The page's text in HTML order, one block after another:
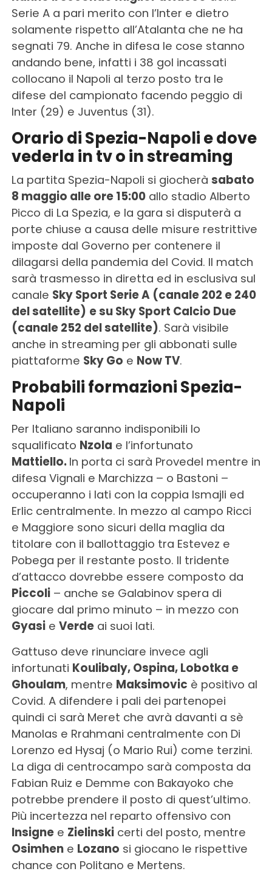
Serie A a pari merito con l’Inter e dietro
solamente rispetto all’Atalanta che ne ha
segnati 79. Anche in difesa le cose stanno
andando bene, infatti i 38 gol incassati
collocano il Napoli al terzo posto tra le
difese del campionato facendo peggio di
Inter (29) e Juventus (31).
Orario di Spezia-Napoli e dove
vederla in tv o in streaming
La partita Spezia-Napoli si giocherà sabato
8 maggio alle ore 15:00allo stadio Alberto
Picco di La Spezia, e la gara si disputerà a
porte chiuse a causa delle misure restrittive
imposte dal Governo per contenere il
dilagarsi della pandemia del Covid. Il match
sarà trasmesso in diretta ed in esclusiva sul
canale Sky Sport Serie A (canale 202 e 240
del satellite) e su Sky Sport Calcio Due
(canale 252 del satellite). Sarà visibile
anche in streaming per gli abbonati sulle
piattaforme Sky Go e Now TV.
Probabili formazioni Spezia-
Napoli
Per Italiano saranno indisponibili lo
squalificato Nzola e l’infortunato
Mattiello. In porta ci sarà Provedel mentre in
difesa Vignali e Marchizza – o Bastoni –
occuperanno i lati con la coppia Ismajli ed
Erlic centralmente. In mezzo al campo Ricci
e Maggiore sono sicuri della maglia da
titolare con il ballottaggio tra Estevez e
Pobega per il restante posto. Il tridente
d’attacco dovrebbe essere composto da
Piccoli– anche se Galabinov spera di
giocare dal primo minuto – in mezzo con
Gyasie Verdeai suoi lati.
Gattuso deve rinunciare invece agli
infortunati Koulibaly, Ospina, Lobotka e
Ghoulam, mentre Maksimovic è positivo al
Covid. A difendere i pali dei partenopei
quindi ci sarà Meret che avrà davanti a sè
Manolas e Rrahmani centralmente con Di
Lorenzo ed Hysaj (o Mario Rui) come terzini.
La diga di centrocampo sarà composta da
Fabian Ruiz e Demme con Bakayoko che
potrebbe prendere il posto di quest’ultimo.
Più incertezza nel reparto offensivo con
Insignee Zielinskicerti del posto, mentre
Osimhene Lozano si giocano le rispettive
chance con Politano e Mertens.